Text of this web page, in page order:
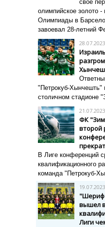
свое
олимпийское золото -
Олимпиады в
завоевал 28-летний
28.07.2023
"Петрокуб-Хынчешть"
столичном стадионе
21.07.2023
ФК
второй
В Лиге конференций
квалификационного
команда "Петрокуб-
19.07.2023
вышел
Лиги